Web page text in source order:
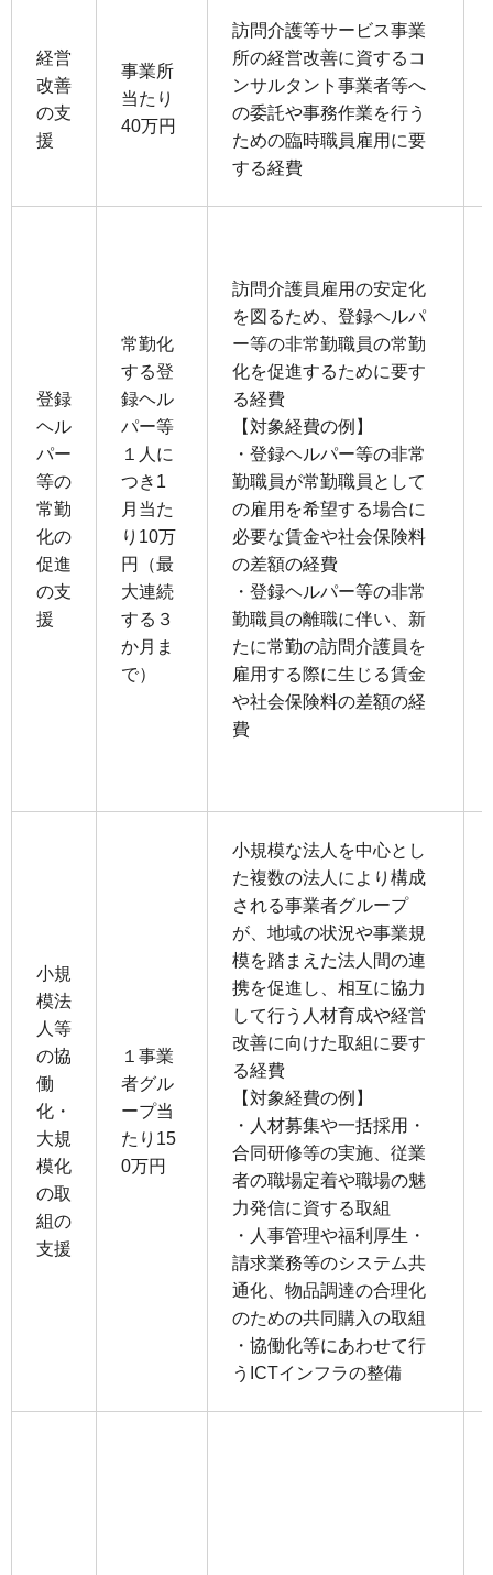
経営
改善
の⽀
援
事業所
当たり
40万円
訪問介護等サービス事業
所の経営改善に資するコ
ンサルタント事業者等へ
の委託や事務作業を⾏う
ための臨時職員雇⽤に要
する経費
登録
ヘル
パー
等の
常勤
化の
促進
の⽀
援
常勤化
する登
録ヘル
パー等
１⼈に
つき1
⽉当た
り10万
円（最
⼤連続
する３
か⽉ま
で）
訪問介護員雇⽤の安定化
を図るため、登録ヘルパ
ー等の⾮常勤職員の常勤
化を促進するために要す
る経費
【対象経費の例】
・登録ヘルパー等の⾮常
勤職員が常勤職員として
の雇⽤を希望する場合に
必要な賃⾦や社会保険料
の差額の経費
・登録ヘルパー等の⾮常
勤職員の離職に伴い、新
たに常勤の訪問介護員を
雇⽤する際に⽣じる賃⾦
や社会保険料の差額の経
費
⼩規
模法
⼈等
の協
働
化・
⼤規
模化
の取
組の
⽀援
１事業
者グル
ープ当
たり15
0万円
⼩規模な法⼈を中⼼とし
た複数の法⼈により構成
される事業者グループ
が、地域の状況や事業規
模を踏まえた法⼈間の連
携を促進し、相互に協⼒
して⾏う⼈材育成や経営
改善に向けた取組に要す
る経費
【対象経費の例】
・⼈材募集や⼀括採⽤・
合同研修等の実施、従業
者の職場定着や職場の魅
⼒発信に資する取組
・⼈事管理や福利厚⽣・
請求業務等のシステム共
通化、物品調達の合理化
のための共同購⼊の取組
・協働化等にあわせて⾏
うICTインフラの整備